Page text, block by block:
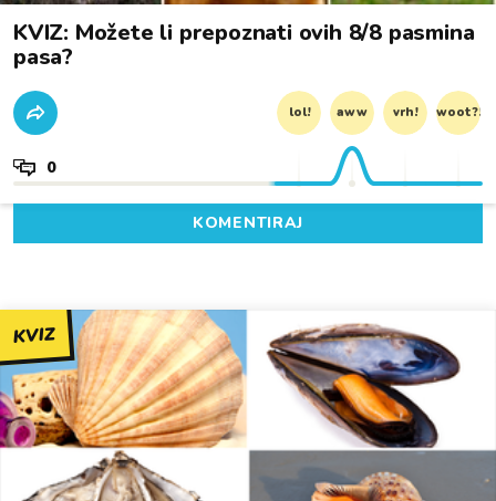
KVIZ: Možete li prepoznati ovih 8/8 pasmina
pasa?
lol! aww vrh! woot?!
0
KOMENTIRAJ
KVIZ